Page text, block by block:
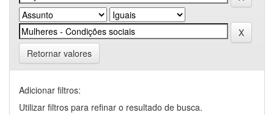
Retornar valores
Adicionar filtros:
Utilizar filtros para refinar o resultado de busca.